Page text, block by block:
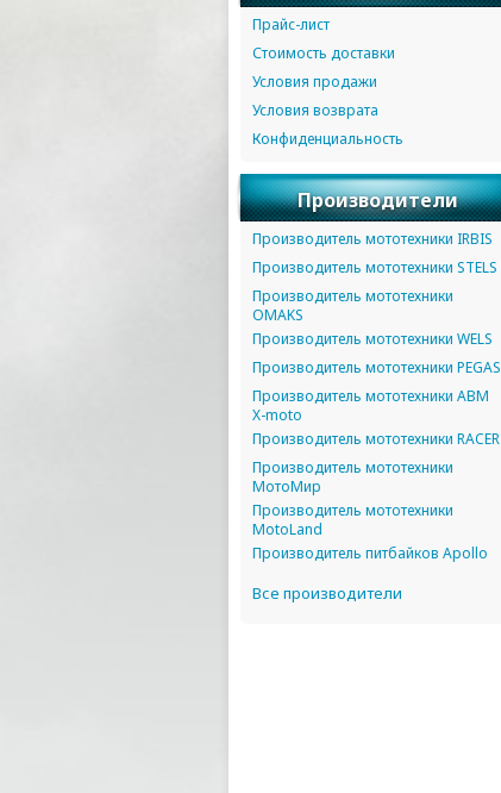
Прайс-лист
Стоимость доставки
Условия продажи
Условия возврата
Конфиденциальность
Производители
Производитель мототехники IRBIS
Производитель мототехники STELS
Производитель мототехники
OMAKS
Производитель мототехники WELS
Производитель мототехники PEGAS
Производитель мототехники ABM
X-moto
Производитель мототехники RACER
Производитель мототехники
МотоМир
Производитель мототехники
MotoLand
Производитель питбайков Apollo
Все производители